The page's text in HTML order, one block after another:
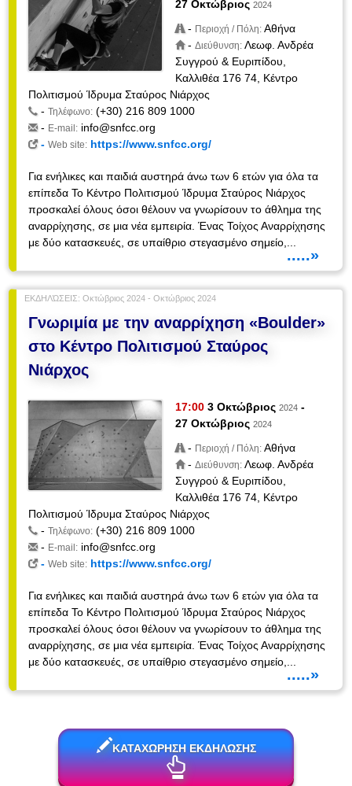
27 Οκτώβριος2024
- Περιοχή / Πόλη: Αθήνα
-Διεύθυνση: Λεωφ. Ανδρέα
Συγγρού & Ευριπίδου,
Καλλιθέα 176 74, Κέντρο
Πολιτισμού Ίδρυμα Σταύρος Νιάρχος
-Τηλέφωνο: (+30) 216 809 1000
- E-mail: info@snfcc.org
-Web site: https://www.snfcc.org/
Για ενήλικες και παιδιά αυστηρά άνω των 6 ετών για όλα τα
επίπεδα Το Κέντρο Πολιτισμού Ίδρυμα Σταύρος Νιάρχος
προσκαλεί όλους όσοι θέλουν να γνωρίσουν το άθλημα της
αναρρίχησης, σε μια νέα εμπειρία. Ένας Τοίχος Αναρρίχησης
με δύο κατασκευές, σε υπαίθριο στεγασμένο σημείο,...
.....»
ΕΚΔΗΛΏΣΕΙΣ: Οκτώβριος 2024 - Οκτώβριος 2024
Γνωριμία με την αναρρίχηση «Boulder»
στο Κέντρο Πολιτισμού Σταύρος
Νιάρχος
17:00 3 Οκτώβριος2024 -
27 Οκτώβριος2024
- Περιοχή / Πόλη: Αθήνα
-Διεύθυνση: Λεωφ. Ανδρέα
Συγγρού & Ευριπίδου,
Καλλιθέα 176 74, Κέντρο
Πολιτισμού Ίδρυμα Σταύρος Νιάρχος
-Τηλέφωνο: (+30) 216 809 1000
- E-mail: info@snfcc.org
-Web site: https://www.snfcc.org/
Για ενήλικες και παιδιά αυστηρά άνω των 6 ετών για όλα τα
επίπεδα Το Κέντρο Πολιτισμού Ίδρυμα Σταύρος Νιάρχος
προσκαλεί όλους όσοι θέλουν να γνωρίσουν το άθλημα της
αναρρίχησης, σε μια νέα εμπειρία. Ένας Τοίχος Αναρρίχησης
με δύο κατασκευές, σε υπαίθριο στεγασμένο σημείο,...
.....»
ΚΑΤΑΧΩΡΗΣΗ ΕΚΔΗΛΩΣΗΣ